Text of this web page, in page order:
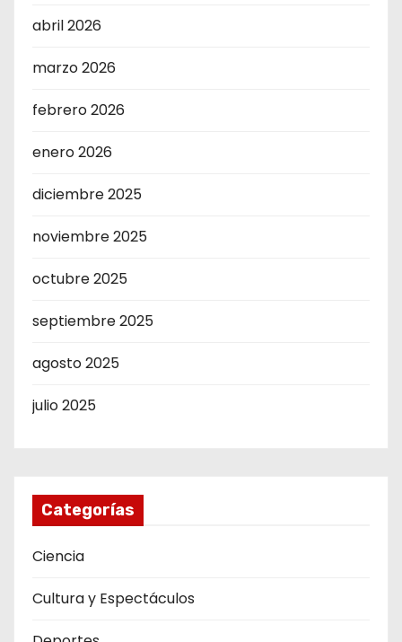
abril 2026
marzo 2026
febrero 2026
enero 2026
diciembre 2025
noviembre 2025
octubre 2025
septiembre 2025
agosto 2025
julio 2025
Categorías
Ciencia
Cultura y Espectáculos